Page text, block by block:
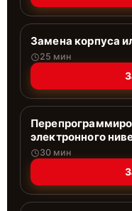
Замена корпуса
25 мин
электронного
30 мин